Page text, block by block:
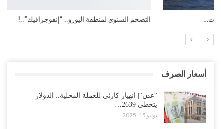
التضخم السنوي لمنطقة اليورو.. “إنفوجرافيك“..!
أسعار الصرف
“عدن“| انهيار كارثي للعملة المحلية.. الدولار
يتخطى 2639…
يونيو 15, 2025